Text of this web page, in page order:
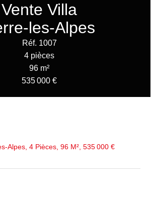
Vente Villa
les-Alpes
Réf. 1007
4 pièces
96 m²
535 000 €
Alpes, 4 Pièces, 96 M², 535 000 €